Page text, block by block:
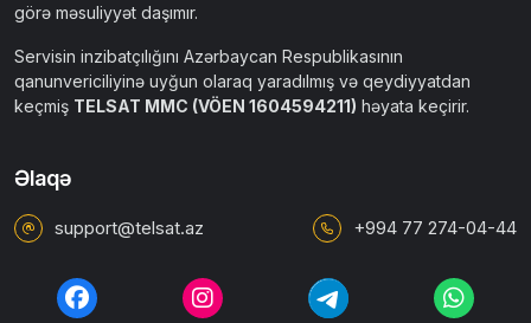
görə məsuliyyət daşımır.
Servisin inzibatçılığını Azərbaycan Respublikasının
qanunvericiliyinə uyğun olaraq yaradılmış və qeydiyyatdan
keçmiş TELSAT MMC (VÖEN 1604594211) həyata keçirir.
Əlaqə
support@telsat.az +994 77 274-04-44